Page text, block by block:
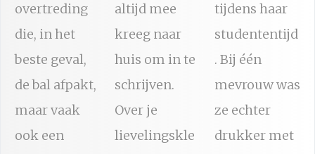
overtreding
die, in het
beste geval,
de bal afpakt,
maar vaak
ook een
altijd mee
kreeg naar
huis om in te
schrijven.
Over je
lievelingskle
tijdens haar
studententijd
. Bij één
mevrouw was
ze echter
drukker met